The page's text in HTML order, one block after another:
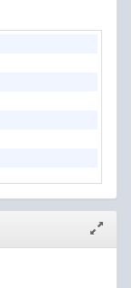
janela